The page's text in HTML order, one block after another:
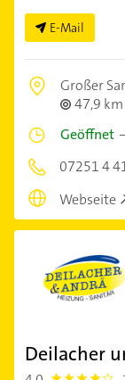
E-Mail
Großer
47,9 km
Geöffnet
07251 4
Webseite
Deilacher